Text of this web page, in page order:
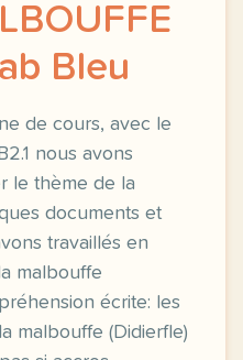
Bleu
de cours, avec le
nous avons
le thème de la
documents et
travaillés en
malbouffe
écrite: les
malbouffe (Didierfle)